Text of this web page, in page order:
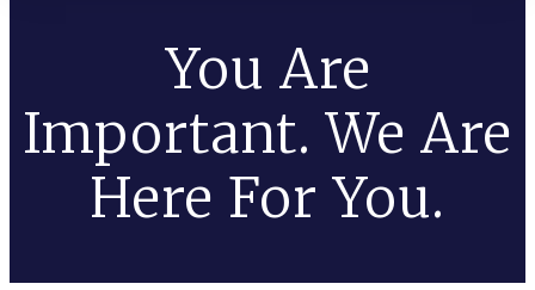
You Are
Important. We Are
Here For You.